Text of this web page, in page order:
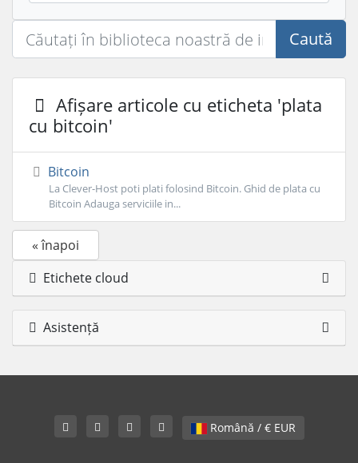
Caută
Afișare articole cu eticheta 'plata
cu bitcoin'
Bitcoin
La Clever-Host poti plati folosind Bitcoin. Ghid de plata cu
Bitcoin Adauga serviciile in...
« înapoi
Etichete cloud
Asistență
Română / € EUR